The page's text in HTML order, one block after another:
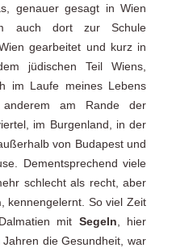
genauer gesagt in Wien
auch dort zur Schule
gearbeitet und kurz in
jüdischen Teil Wiens,
im Laufe meines Lebens
am Rande der
im Burgenland, in der
von Budapest und
Dementsprechend viele
schlecht als recht, aber
, kennengelernt. So viel Zeit
mit Segeln , hier
die Gesundheit, war